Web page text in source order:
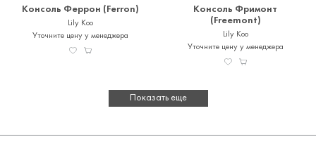
Консоль Феррон (Ferron)
Lily Koo
Уточните цену у менеджера
Консоль Фримонт
(Freemont)
Lily Koo
Уточните цену у менеджера
Показать еще